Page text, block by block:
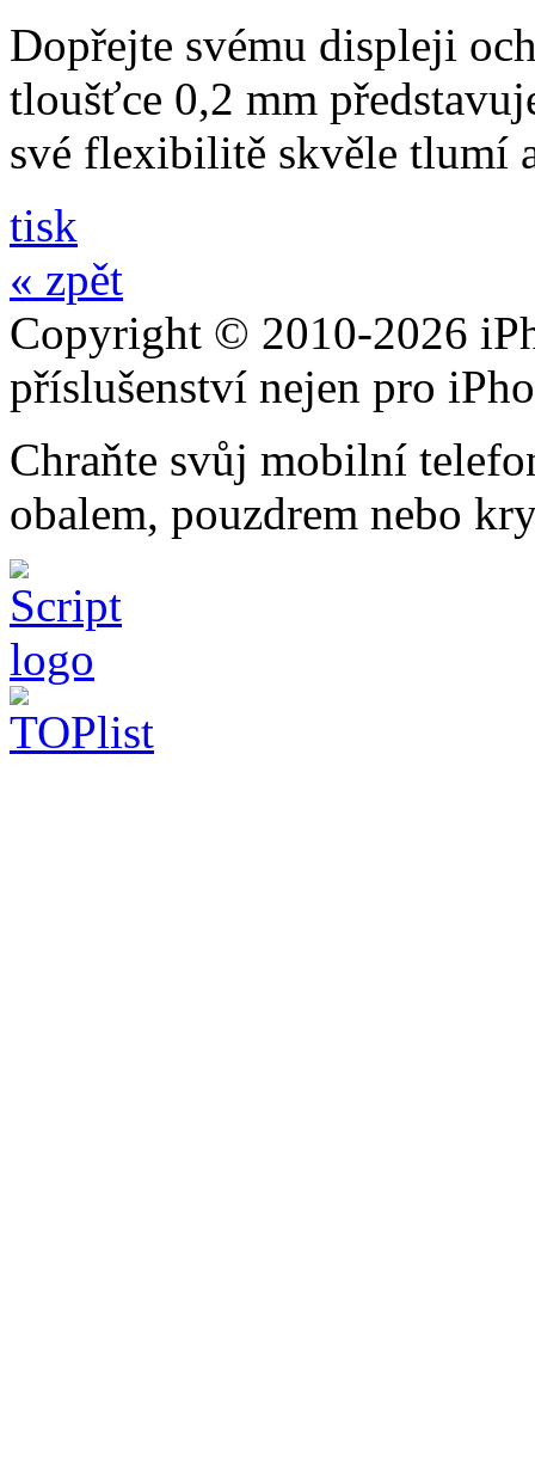
Dopřejte svému displeji
tloušťce 0,2 mm
své flexibilitě skvěle tlumí
tisk
« zpět
Copyright © 2010-2026
příslušenství nejen pro
Chraňte svůj mobilní
obalem, pouzdrem nebo